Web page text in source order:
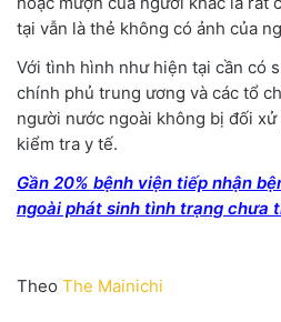
tại vẫn là thẻ không có ảnh của
Với tình hình như hiện tại cần có
chính phủ trung ương và các tổ
người nước ngoài không bị đối
kiểm tra y tế.
Gần 20% bệnh viện tiếp nhận
ngoài phát sinh tình trạng chưa
Theo The Mainichi